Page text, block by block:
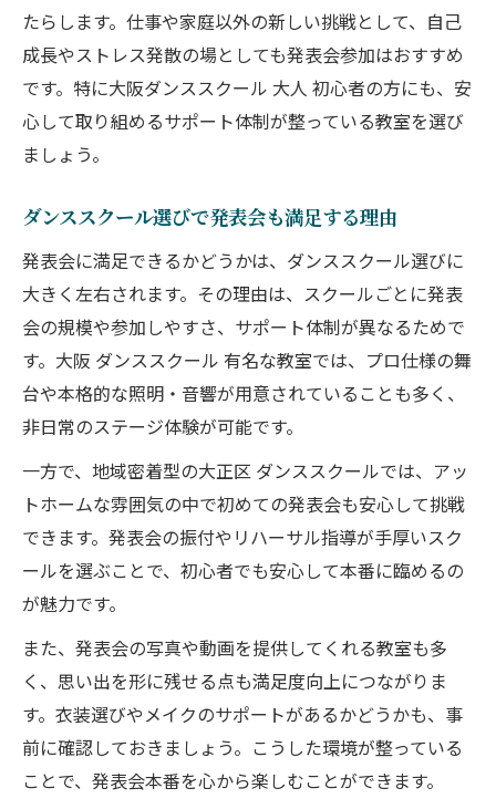
たらします。仕事や家庭以外の新しい挑戦として、自己
成長やストレス発散の場としても発表会参加はおすすめ
です。特に大阪ダンススクール 大人 初心者の方にも、安
心して取り組めるサポート体制が整っている教室を選び
ましょう。
ダンススクール選びで発表会も満足する理由
発表会に満足できるかどうかは、ダンススクール選びに
大きく左右されます。その理由は、スクールごとに発表
会の規模や参加しやすさ、サポート体制が異なるためで
す。大阪 ダンススクール 有名な教室では、プロ仕様の舞
台や本格的な照明・音響が用意されていることも多く、
非日常のステージ体験が可能です。
一方で、地域密着型の大正区 ダンススクールでは、アッ
トホームな雰囲気の中で初めての発表会も安心して挑戦
できます。発表会の振付やリハーサル指導が手厚いスク
ールを選ぶことで、初心者でも安心して本番に臨めるの
が魅力です。
また、発表会の写真や動画を提供してくれる教室も多
く、思い出を形に残せる点も満足度向上につながりま
す。衣装選びやメイクのサポートがあるかどうかも、事
前に確認しておきましょう。こうした環境が整っている
ことで、発表会本番を心から楽しむことができます。